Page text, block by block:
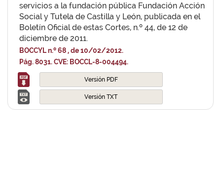
servicios a la fundación pública Fundación Acción
Social y Tutela de Castilla y León, publicada en el
Boletín Oficial de estas Cortes, n.º 44, de 12 de
diciembre de 2011.
BOCCYL n.º 68 , de 10/02/2012.
Pág. 8031. CVE: BOCCL-8-004494.
Versión PDF
Versión TXT